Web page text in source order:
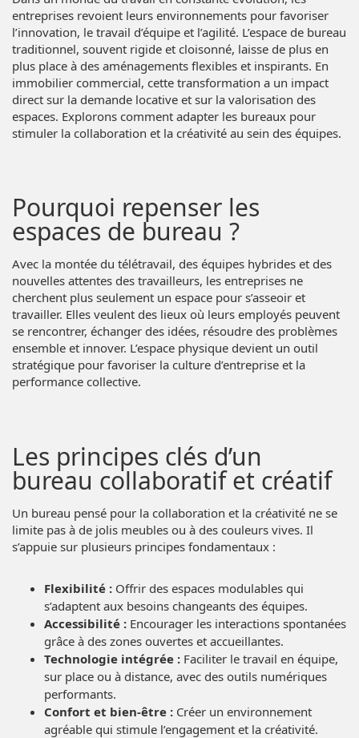
entreprises revoient leurs environnements pour favoriser
l’innovation, le travail d’équipe et l’agilité. L’espace de bureau
traditionnel, souvent rigide et cloisonné, laisse de plus en
plus place à des aménagements flexibles et inspirants. En
immobilier commercial, cette transformation a un impact
direct sur la demande locative et sur la valorisation des
espaces. Explorons comment adapter les bureaux pour
stimuler la collaboration et la créativité au sein des équipes.
Pourquoi repenser les
espaces de bureau ?
Avec la montée du télétravail, des équipes hybrides et des
nouvelles attentes des travailleurs, les entreprises ne
cherchent plus seulement un espace pour s’asseoir et
travailler. Elles veulent des lieux où leurs employés peuvent
se rencontrer, échanger des idées, résoudre des problèmes
ensemble et innover. L’espace physique devient un outil
stratégique pour favoriser la culture d’entreprise et la
performance collective.
Les principes clés d’un
bureau collaboratif et créatif
Un bureau pensé pour la collaboration et la créativité ne se
limite pas à de jolis meubles ou à des couleurs vives. Il
s’appuie sur plusieurs principes fondamentaux :
Flexibilité : Offrir des espaces modulables qui
s’adaptent aux besoins changeants des équipes.
Accessibilité : Encourager les interactions spontanées
grâce à des zones ouvertes et accueillantes.
Technologie intégrée : Faciliter le travail en équipe,
sur place ou à distance, avec des outils numériques
performants.
Confort et bien-être : Créer un environnement
agréable qui stimule l’engagement et la créativité.